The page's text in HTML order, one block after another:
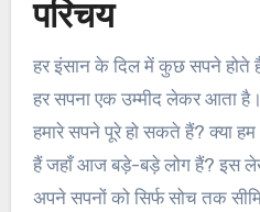
परिचय
हर इंसान के दिल में कुछ सपने होते हैं — कुछ छोटे, कुछ बड़े, लेकिन
हर सपना एक उम्मीद लेकर आता
हमारे सपने पूरे हो सकते हैं? क्या
हैं जहाँ आज बड़े-बड़े लोग हैं? इस
अपने सपनों को सिर्फ सोच तक